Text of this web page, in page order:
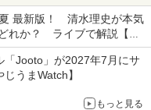
最新版！ 清水理史が本気
れか？ ライブで解説【清
】
「Jooto」が2027年7月にサ
うまWatch】
もっと見る